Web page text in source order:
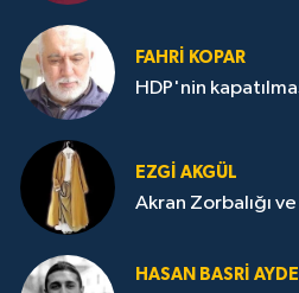
FAHRI KOPAR
HDP'nin
EZGI AKGÜL
Akran Zorbalığı
HASAN BASRI